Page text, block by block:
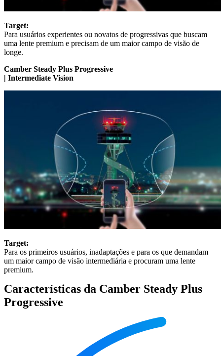
Target:
Para usuários experientes ou novatos de progressivas que buscam
uma lente premium e precisam de um maior campo de visão de
longe.
Camber Steady Plus Progressive
| Intermediate Vision
Target:
Para os primeiros usuários, inadaptações e para os que demandam
um maior campo de visão intermediária e procuram uma lente
premium.
Características da Camber Steady Plus
Progressive